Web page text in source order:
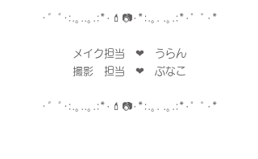
･゜ﾟ･ :.｡..｡.:*･💄📷･*:.｡. .｡.:*･゜ﾟ･*
メイク担当　❤︎　うらん
撮影　担当　❤︎　ぶなこ
･゜ﾟ･ :.｡..｡.:*･💄📷･*:.｡. .｡.:*･゜ﾟ･*